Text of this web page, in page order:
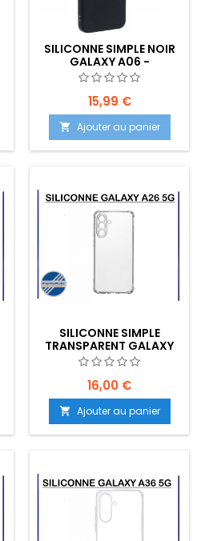
SILICONNE SIMPLE NOIR
GALAXY A06 -
EMPLACEMENT: Z02-
B70-E04
15,99 €
 Ajouter au panier
SILICONNE SIMPLE
TRANSPARENT GALAXY
A26 - EMPLACEMENT:
Z02-B70-E04
16,00 €
 Ajouter au panier